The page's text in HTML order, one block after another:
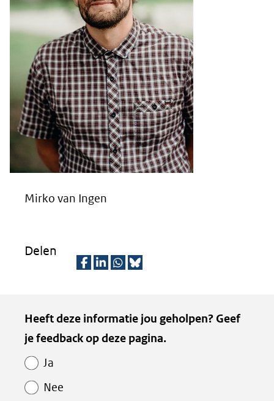
Mirko van Ingen
Delen
l
e
l
e
l
e
z
e
Kopie
van
Paginawaardering
Heeft deze informatie jou geholpen? Geef
je feedback op deze pagina.
Ja
Nee